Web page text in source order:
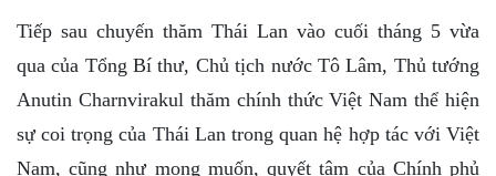
Tiếp sau chuyến thăm Thái Lan vào cuối tháng 5 vừa
qua của Tổng Bí thư, Chủ tịch nước Tô Lâm, Thủ tướng
Anutin Charnvirakul thăm chính thức Việt Nam thể hiện
sự coi trọng của Thái Lan trong quan hệ hợp tác với Việt
Nam, cũng như mong muốn, quyết tâm của Chính phủ